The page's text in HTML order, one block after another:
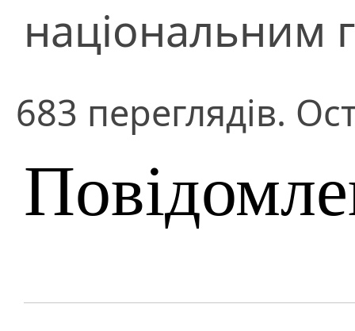
національним
683 переглядів.